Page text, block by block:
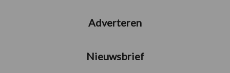
Adverteren
Nieuwsbrief